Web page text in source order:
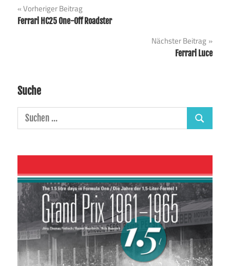
Beitragsnavigation
Vorheriger Beitrag
Ferrari HC25 One-Off Roadster
Nächster Beitrag
Ferrari Luce
Suche
Suchen
nach:
Suchen